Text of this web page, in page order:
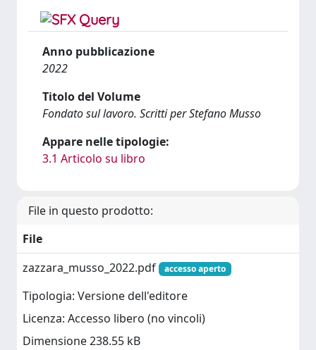
Anno pubblicazione
2022
Titolo del Volume
Fondato sul lavoro. Scritti per Stefano Musso
Appare nelle tipologie:
3.1 Articolo su libro
File in questo prodotto:
File
zazzara_musso_2022.pdf
accesso aperto
Tipologia: Versione dell'editore
Licenza: Accesso libero (no vincoli)
Dimensione 238.55 kB